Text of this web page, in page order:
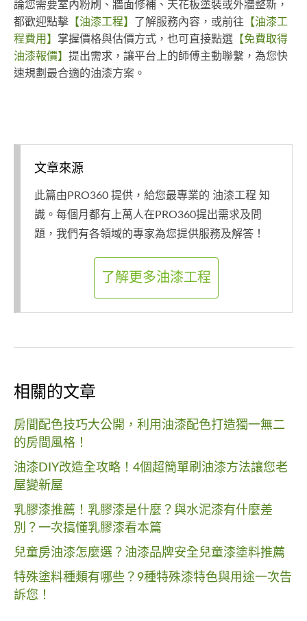
論您需要室內粉刷、牆面修補、天花板塗裝或外牆整新，
都歡迎點擊 【油漆工程】 了解服務內容，或前往 【油漆工
程費用】 掌握價格與估價方式，也可直接點選 【免費取得
油漆報價】 提出需求，讓平台上的師傅主動聯繫，為您快
速規劃最合適的油漆方案。
文章來源
此篇由PRO360 提供，給您最專業的 油漆工程 知
識。每個月都有上萬人在PRO360提出需求及問
題，我們有各領域的專家為您提供服務及解答！
了解更多油漆工程
相關的文章
房間配色技巧大公開，利用油漆配色打造獨一無二
的房間風格！
油漆DIY改造全攻略！4個超簡單刷油漆方法讓您老
屋變新屋
乳膠漆推薦！乳膠漆是什麼？與水泥漆有什麼差
別？一次搞懂乳膠漆看本篇
兒童房油漆怎麼選？油漆品牌安全兒童漆塗料推薦
特殊塗料種類有哪些？9種特殊漆特色與用途一次告
訴您！